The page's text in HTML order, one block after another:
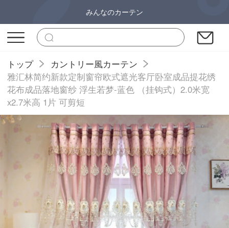
みんなのカーテン
トップ
カントリー風カーテン
雅汇林简约新款定制窗帘欧式遮光客厅卧室成品提花绣
花布成品落地窗纱 浮生若梦-蓝色 （挂钩式）2.0米宽
x2.7米高 1片 可剪短